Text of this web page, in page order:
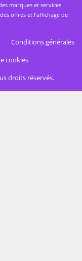
marques et services
offres et l’affichage de
Conditions générales
cookies
droits réservés.